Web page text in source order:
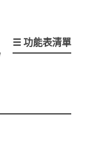
☰ 功能表清單